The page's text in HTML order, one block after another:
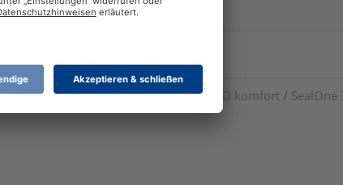
(Desktop) / REINER SCT cyberJack RFID komfort /